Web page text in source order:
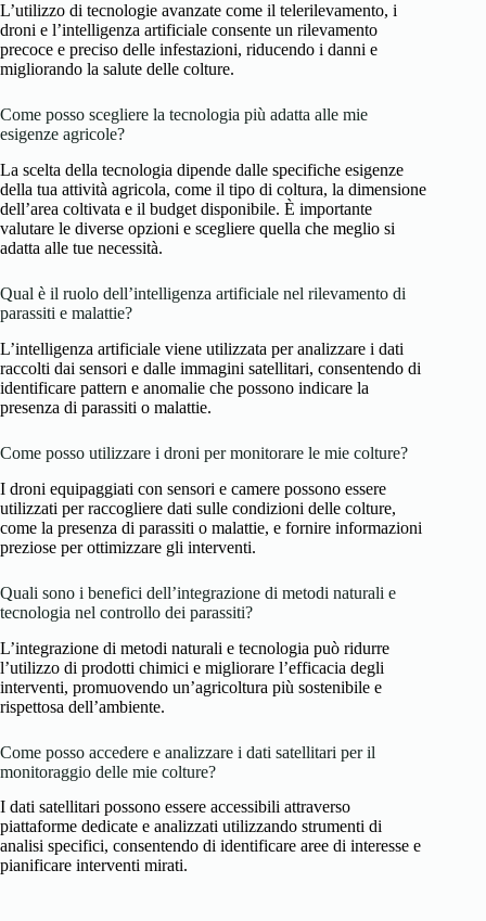
L’utilizzo di tecnologie avanzate come il telerilevamento, i
droni e l’intelligenza artificiale consente un rilevamento
precoce e preciso delle infestazioni, riducendo i danni e
migliorando la salute delle colture.
Come posso scegliere la tecnologia più adatta alle mie
esigenze agricole?
La scelta della tecnologia dipende dalle specifiche esigenze
della tua attività agricola, come il tipo di coltura, la dimensione
dell’area coltivata e il budget disponibile. È importante
valutare le diverse opzioni e scegliere quella che meglio si
adatta alle tue necessità.
Qual è il ruolo dell’intelligenza artificiale nel rilevamento di
parassiti e malattie?
L’intelligenza artificiale viene utilizzata per analizzare i dati
raccolti dai sensori e dalle immagini satellitari, consentendo di
identificare pattern e anomalie che possono indicare la
presenza di parassiti o malattie.
Come posso utilizzare i droni per monitorare le mie colture?
I droni equipaggiati con sensori e camere possono essere
utilizzati per raccogliere dati sulle condizioni delle colture,
come la presenza di parassiti o malattie, e fornire informazioni
preziose per ottimizzare gli interventi.
Quali sono i benefici dell’integrazione di metodi naturali e
tecnologia nel controllo dei parassiti?
L’integrazione di metodi naturali e tecnologia può ridurre
l’utilizzo di prodotti chimici e migliorare l’efficacia degli
interventi, promuovendo un’agricoltura più sostenibile e
rispettosa dell’ambiente.
Come posso accedere e analizzare i dati satellitari per il
monitoraggio delle mie colture?
I dati satellitari possono essere accessibili attraverso
piattaforme dedicate e analizzati utilizzando strumenti di
analisi specifici, consentendo di identificare aree di interesse e
pianificare interventi mirati.